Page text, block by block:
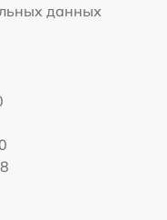
данных